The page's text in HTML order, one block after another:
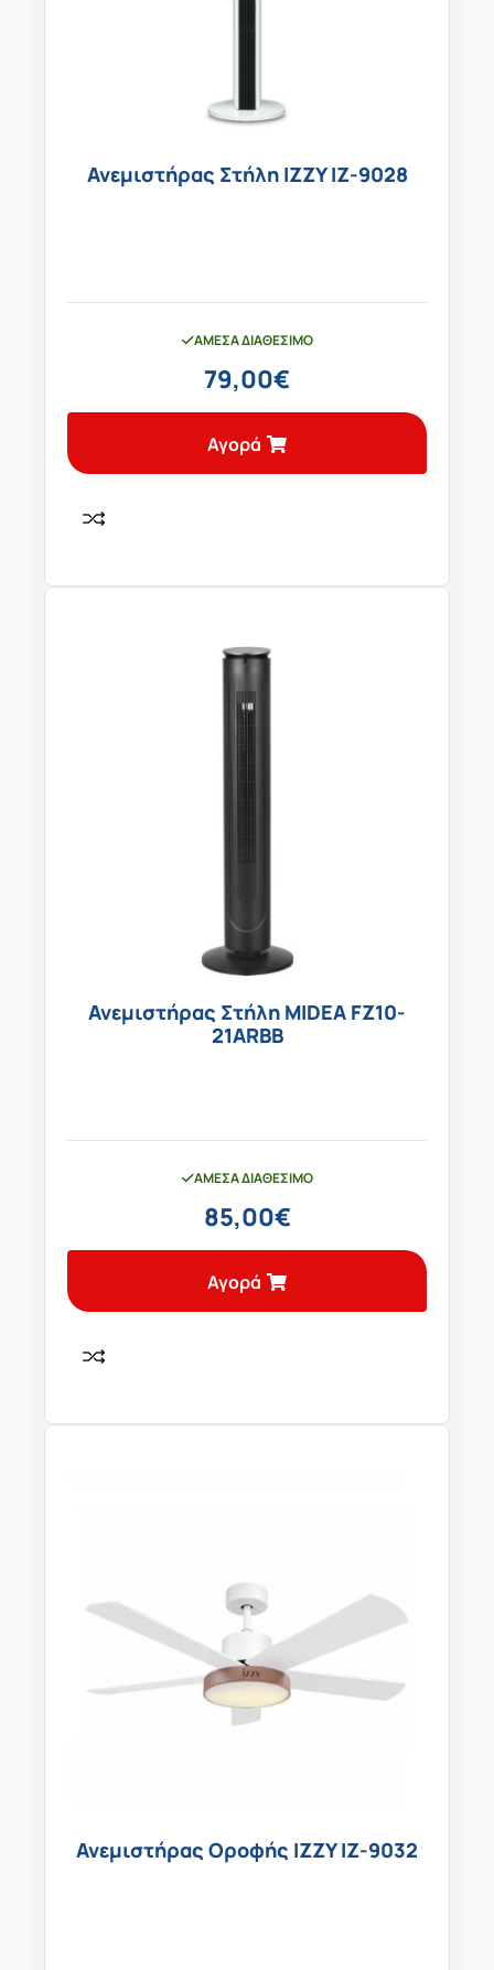
Ανεμιστήρας Στήλη IZZY IZ-9028
ΆΜΕΣΑ ΔΙΑΘΈΣΙΜΟ
79,00€
Αγορά
Ανεμιστήρας Στήλη MIDEA FZ10-
21ARBB
ΆΜΕΣΑ ΔΙΑΘΈΣΙΜΟ
85,00€
Αγορά
Ανεμιστήρας Οροφής IZZY IZ-9032